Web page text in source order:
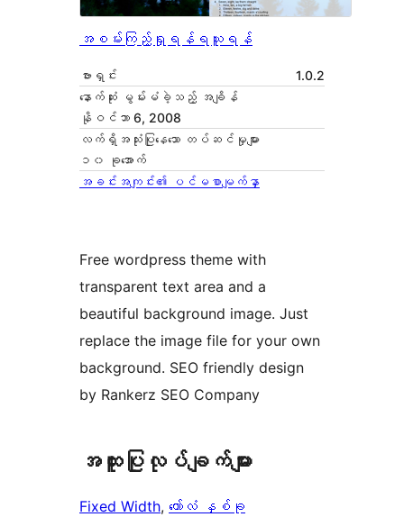
အစမ်းကြည့်ရှုရန် ရယူရန်
ဗားရှင်း
1.0.2
နောက်ဆုံး မွမ်းမံခဲ့သည့် အချိန်
နိုဝင်ဘာ 6, 2008
လက်ရှိအသုံးပြုနေသော တပ်ဆင်မှုများ
၁၀ ခုအောက်
အခင်းအကျင်း၏ ပင်မစာမျက်နှာ
Free wordpress theme with
transparent text area and a
beautiful background image. Just
replace the image file for your own
background. SEO friendly design
by Rankerz SEO Company
အ​ထူး​ပြု​လုပ်​ချက်​များ
Fixed Width, ကော်လံ နှစ်ခု